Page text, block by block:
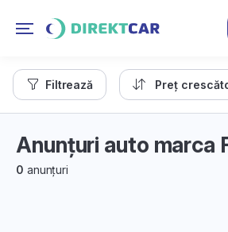
Filtrează Preț
Anunțuri auto marca
0 anunțuri